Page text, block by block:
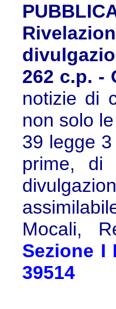
262 c.p. -
notizie di
non solo
39 legge
prime, di
Mocali,
Sezione I
39514